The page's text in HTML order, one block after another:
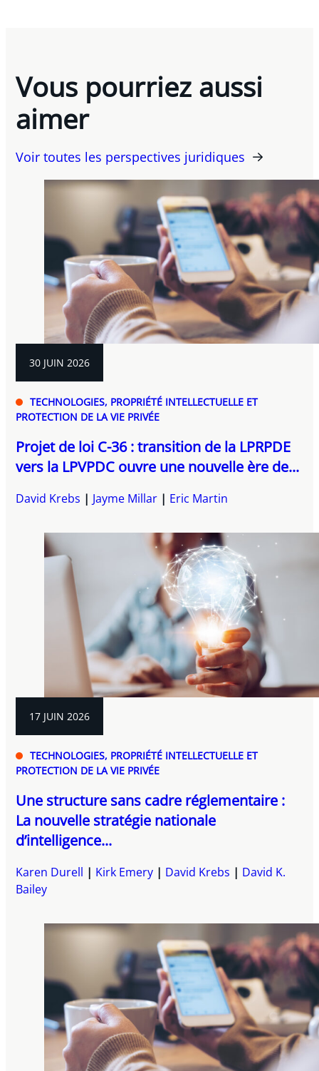
Vous pourriez aussi
aimer
Voir toutes les perspectives juridiques
30 JUIN 2026
TECHNOLOGIES, PROPRIÉTÉ INTELLECTUELLE ET
PROTECTION DE LA VIE PRIVÉE
Projet de loi C-36 : transition de la LPRPDE
vers la LPVPDC ouvre une nouvelle ère de...
David Krebs Jayme Millar Eric Martin
17 JUIN 2026
TECHNOLOGIES, PROPRIÉTÉ INTELLECTUELLE ET
PROTECTION DE LA VIE PRIVÉE
Une structure sans cadre réglementaire :
La nouvelle stratégie nationale
d’intelligence...
Karen Durell Kirk Emery David Krebs
David K.
Bailey